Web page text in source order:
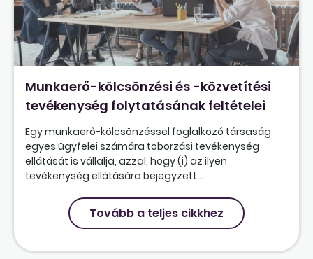
Munkaerő-kölcsönzési és -közvetítési
tevékenység folytatásának feltételei
Egy munkaerő-kölcsönzéssel foglalkozó társaság
egyes ügyfelei számára toborzási tevékenység
ellátását is vállalja, azzal, hogy (i) az ilyen
tevékenység ellátására bejegyzett...
Tovább a teljes cikkhez